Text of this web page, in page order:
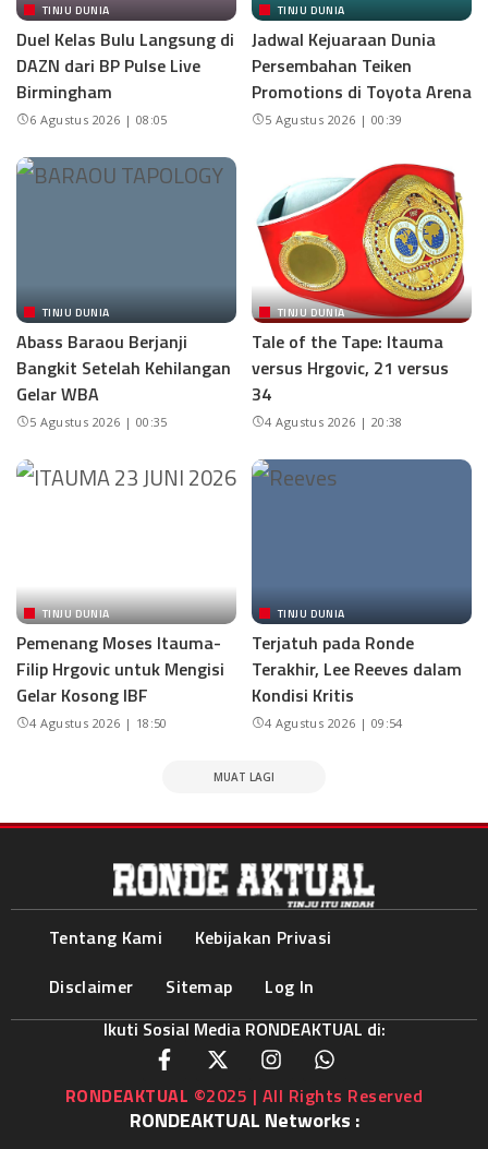
TINJU DUNIA
Duel Kelas Bulu Langsung di
DAZN dari BP Pulse Live
Birmingham
6 Agustus 2026 | 08:05
TINJU DUNIA
Jadwal Kejuaraan Dunia
Persembahan Teiken
Promotions di Toyota Arena
5 Agustus 2026 | 00:39
TINJU DUNIA
Abass Baraou Berjanji
Bangkit Setelah Kehilangan
Gelar WBA
5 Agustus 2026 | 00:35
TINJU DUNIA
Tale of the Tape: Itauma
versus Hrgovic, 21 versus
34
4 Agustus 2026 | 20:38
TINJU DUNIA
Pemenang Moses Itauma-
Filip Hrgovic untuk Mengisi
Gelar Kosong IBF
4 Agustus 2026 | 18:50
TINJU DUNIA
Terjatuh pada Ronde
Terakhir, Lee Reeves dalam
Kondisi Kritis
4 Agustus 2026 | 09:54
MUAT LAGI
Tentang Kami
Kebijakan Privasi
Disclaimer
Sitemap
Log In
Ikuti Sosial Media RONDEAKTUAL di:
RONDEAKTUAL ©2025 | All Rights Reserved
RONDEAKTUAL Networks :